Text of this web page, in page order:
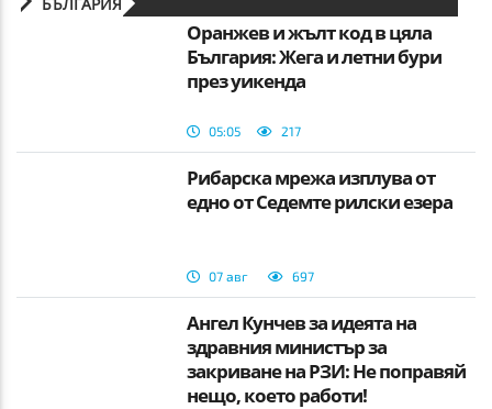
Оранжев и жълт код в цяла
България: Жега и летни бури
през уикенда
05:05 217
Рибарска мрежа изплува от
едно от Седемте рилски езера
07 авг 697
Ангел Кунчев за идеята на
здравния министър за
закриване на РЗИ: Не поправяй
нещо, което работи!